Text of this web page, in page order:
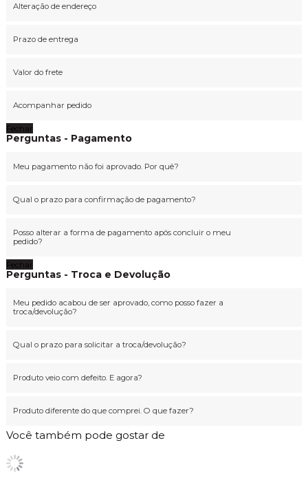
Alteração de endereço
Prazo de entrega
Valor do frete
Acompanhar pedido
Fechar
Perguntas - Pagamento
Meu pagamento não foi aprovado. Por quê?
Qual o prazo para confirmação de pagamento?
Posso alterar a forma de pagamento após concluir o meu
pedido?
Fechar
Perguntas - Troca e Devolução
Meu pedido acabou de ser aprovado, como posso fazer a
troca/devolução?
Qual o prazo para solicitar a troca/devolução?
Produto veio com defeito. E agora?
Produto diferente do que comprei. O que fazer?
Você também pode gostar de